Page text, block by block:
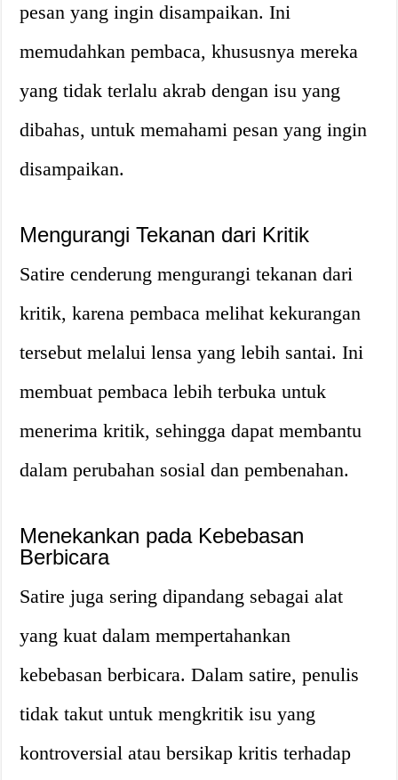
pesan yang ingin disampaikan. Ini
memudahkan pembaca, khususnya mereka
yang tidak terlalu akrab dengan isu yang
dibahas, untuk memahami pesan yang ingin
disampaikan.
Mengurangi Tekanan dari Kritik
Satire cenderung mengurangi tekanan dari
kritik, karena pembaca melihat kekurangan
tersebut melalui lensa yang lebih santai. Ini
membuat pembaca lebih terbuka untuk
menerima kritik, sehingga dapat membantu
dalam perubahan sosial dan pembenahan.
Menekankan pada Kebebasan
Berbicara
Satire juga sering dipandang sebagai alat
yang kuat dalam mempertahankan
kebebasan berbicara. Dalam satire, penulis
tidak takut untuk mengkritik isu yang
kontroversial atau bersikap kritis terhadap